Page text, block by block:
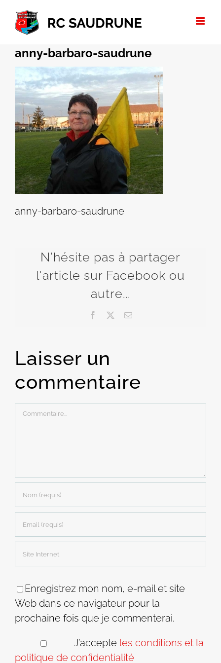
Passer
contenu
anny-barbaro-saudrune
anny-barbaro-saudrune
N'hésite pas à partager
l'article sur Facebook ou
autre...
Facebook Email
Laisser un
commentaire
Commentaire
Enregistrez mon nom, e-mail et site
Web dans ce navigateur pour la
prochaine fois que je commenterai.
J’accepte les conditions et la
politique de confidentialité